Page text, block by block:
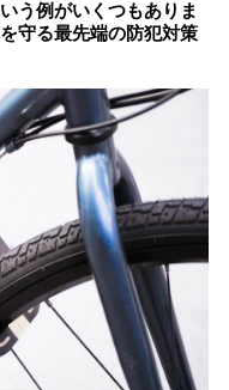
う例がいくつもありま
守る最先端の防犯対策